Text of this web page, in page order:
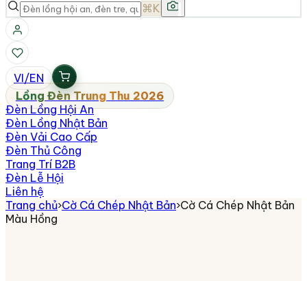
⌘K
VI/EN
Lồng Đèn Trung Thu 2026
Đèn Lồng Hội An
Đèn Lồng Nhật Bản
Đèn Vải Cao Cấp
Đèn Thủ Công
Trang Trí B2B
Đèn Lễ Hội
Liên hệ
Trang chủ›Cờ Cá Chép Nhật Bản›Cờ Cá Chép Nhật Bản
Màu Hồng